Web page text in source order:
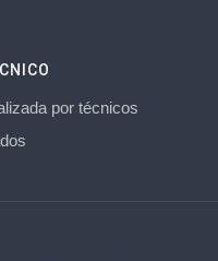
por técnicos